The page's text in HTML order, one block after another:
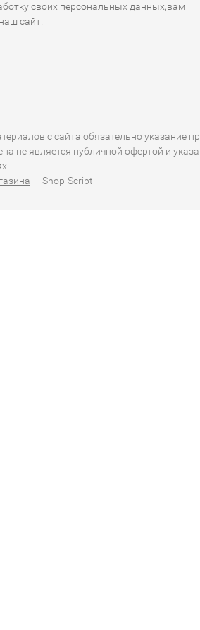
своих персональных данных,вам
сайт.
с сайта обязательно указание
не является публичной офертой и
— Shop-Script